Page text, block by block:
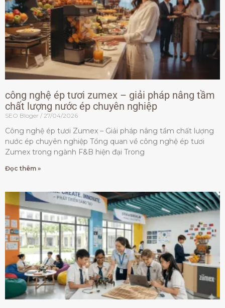
công nghệ ép tươi zumex – giải pháp nâng tầm
chất lượng nước ép chuyên nghiệp
SEO Bloger 27/04/2026
Công nghệ ép tươi Zumex – Giải pháp nâng tầm chất lượng
nước ép chuyên nghiệp Tổng quan về công nghệ ép tươi
Zumex trong ngành F&B hiện đại Trong
Đọc thêm »